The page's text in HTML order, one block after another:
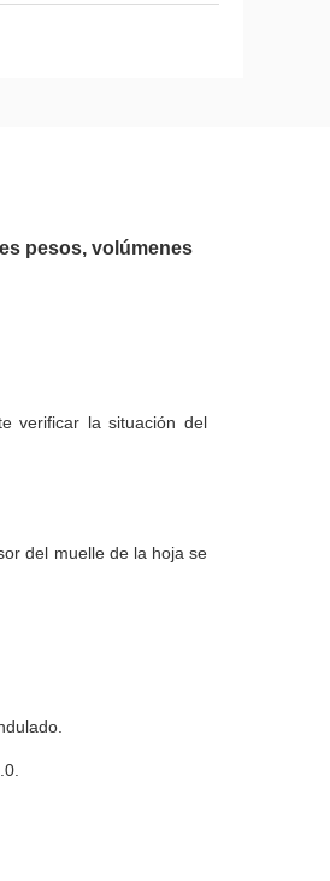
pesos, volúmenes
verificar la situación del
del muelle de la hoja se